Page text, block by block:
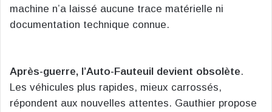
machine n’a laissé aucune trace matérielle ni
documentation technique connue.
Après-guerre, l’Auto-Fauteuil devient obsolète.
Les véhicules plus rapides, mieux carrossés,
répondent aux nouvelles attentes. Gauthier propose